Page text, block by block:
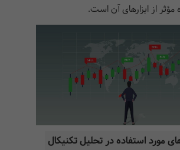
مؤثر از ابزارهای آن است.
مورد استفاده در تحلیل تکنیکال